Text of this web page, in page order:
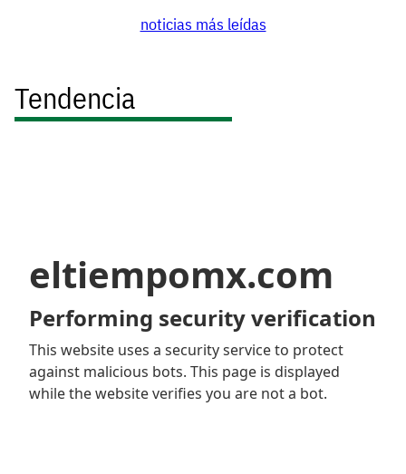
noticias más leídas
Tendencia